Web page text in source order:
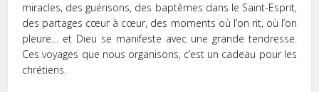
miracles, des guérisons, des baptêmes dans le Saint-Esprit,
des partages cœur à cœur, des moments où l’on rit, où l’on
pleure… et Dieu se manifeste avec une grande tendresse.
Ces voyages que nous organisons, c’est un cadeau pour les
chrétiens.